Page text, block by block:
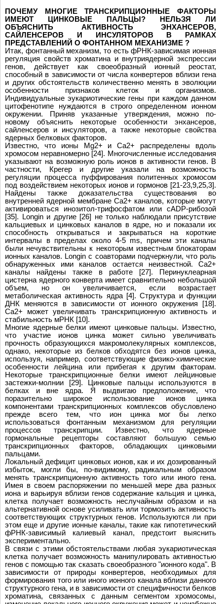
ПОЧЕМУ МНОГИЕ ТРАНСКРИПЦИОННЫЕ ФАКТОРЫ
ИМЕЮТ ЦИНКОВЫЕ ПАЛЬЦЫ? НЕЛЬЗЯ ЛИ
ОБЪЯСНИТЬ АКТИВНОСТЬ ЭНХАНСЕРОВ,
САЙЛЕНСЕРОВ И ИНСУЛЯТОРОВ В РАМКАХ
ПРЕДСТАВЛЕНИЙ О ФОНТАННОМ МЕХАНИЗМЕ ?
Итак, фонтанный механизм, то есть фРНК-зависимая ионная
регуляция свойств хроматина и внутриядерной экспрессии
генов, действует как своеобразный ионный реостат,
способный в зависимости от числа конвертеров вблизи гена
и других обстоятельств количественно менять в эволюции
особенности признаков клеток и организмов.
Индивидуальные эукариотические гены при каждом данном
цитофенотипе нуждаются в строго определенном ионном
окружении. Приняв указанные утверждения, можно по-
новому объяснить некоторые особенности энхансеров,
сайленсеров и инсуляторов, а также некоторые свойства
ядерных белковых факторов.
Известно, что ионы Mg2+ и Ca2+ распределены вдоль
хромосом неравномерно [24]. Многочисленные исследования
указывают на возможную роль ионов в активности генов. В
частности, Крегер и другие указали на возможность
регуляции процесса пуффирования политенных хромосом
под воздействием некоторых ионов и гормонов [21-23,9,25,3].
Найдены также доказательства существования во
внутренней ядерной мембране Ca2+ каналов, которые могут
активироваться инозитол-трифосфатом или cADP-рибозой
[35]. Longin и другие [26] не только наблюдали присутствие
кальциевых и цинковых каналов в ядре, но и показали их
способность открываться и закрываться на короткие
интервалы в пределах около 4-5 ms, причем эти каналы
были нечувствительны к некоторым известным блокаторам
ионных каналов. Longin с соавторами подчеркнули, что роль
обнаруженных ими каналов остается неизвестной. Ca2+
каналы найдены также в работе [27]. Перинуклеарная
цистерна ядерного конверта имеет сравнительно небольшой
объем, но он увеличивается, если возрастает
метаболическая активность ядра [4]. Структура и функции
ДНК меняются в зависимости от ионного окружения [18].
Ca2+ может увеличивать транскрипционную активность и
стабильность мРНК [10].
Многие ядерные белки имеют цинковые пальцы. Известно,
что участие ионов цинка может сильно увеличивать
прочность образующихся макромолекулярных комплексов,
однако, некоторые из белков обходятся без ионов цинка,
используя, например, соответствующие физико-химические
особенности лейцина или прибегая к другим факторам.
Некоторые транскрипционные белки имеют лейциновые
застежки-молнии [29]. Цинковые пальцы используются в
белках и вне ядра. Я выдвигаю предположение, что
поразительно широкое использование ионов цинка
компонентами транскрипционных комплексов обусловлено
прежде всего тем, что ион цинка мог бы легко
использоваться фонтанным механизмом для регуляции
процессов транскрипции. Известно, что ядерные
гормональные рецепторы составляют большую семью
транскрипционных факторов, обладающих цинковыми
пальцами.
Локальный дефицит цинковых ионов, как и их дозированный
избыток, могли бы, по-видимому, радикальным образом
менять транскрипционную активность того или иного гена.
Имея в своем распоряжении по меньшей мере два разных
иона и варьируя вблизи генов содержание кальция и цинка,
клетка получает возможность неслучайным образом и на
альтернативной основе усиливать или тормозить активность
соответствующих структурных генов. Используются ли при
этом еще и другие ионные каналы, такие как гипотетический
фРНК-зависимый калиевый канал, предстоит выяснить
экспериментально.
В связи с этими обстоятельствами любая эукариотическая
клетка получает возможность манипулировать активностью
генов с помощью так сказать своеобразного "ионного кода". В
зависимости от природы конвертеров, необходимых для
формирования того или иного ионного канала вблизи данного
структурного гена, и в зависимости от специфичности белков
хроматина, связанных с данным сегментом хромосомы,